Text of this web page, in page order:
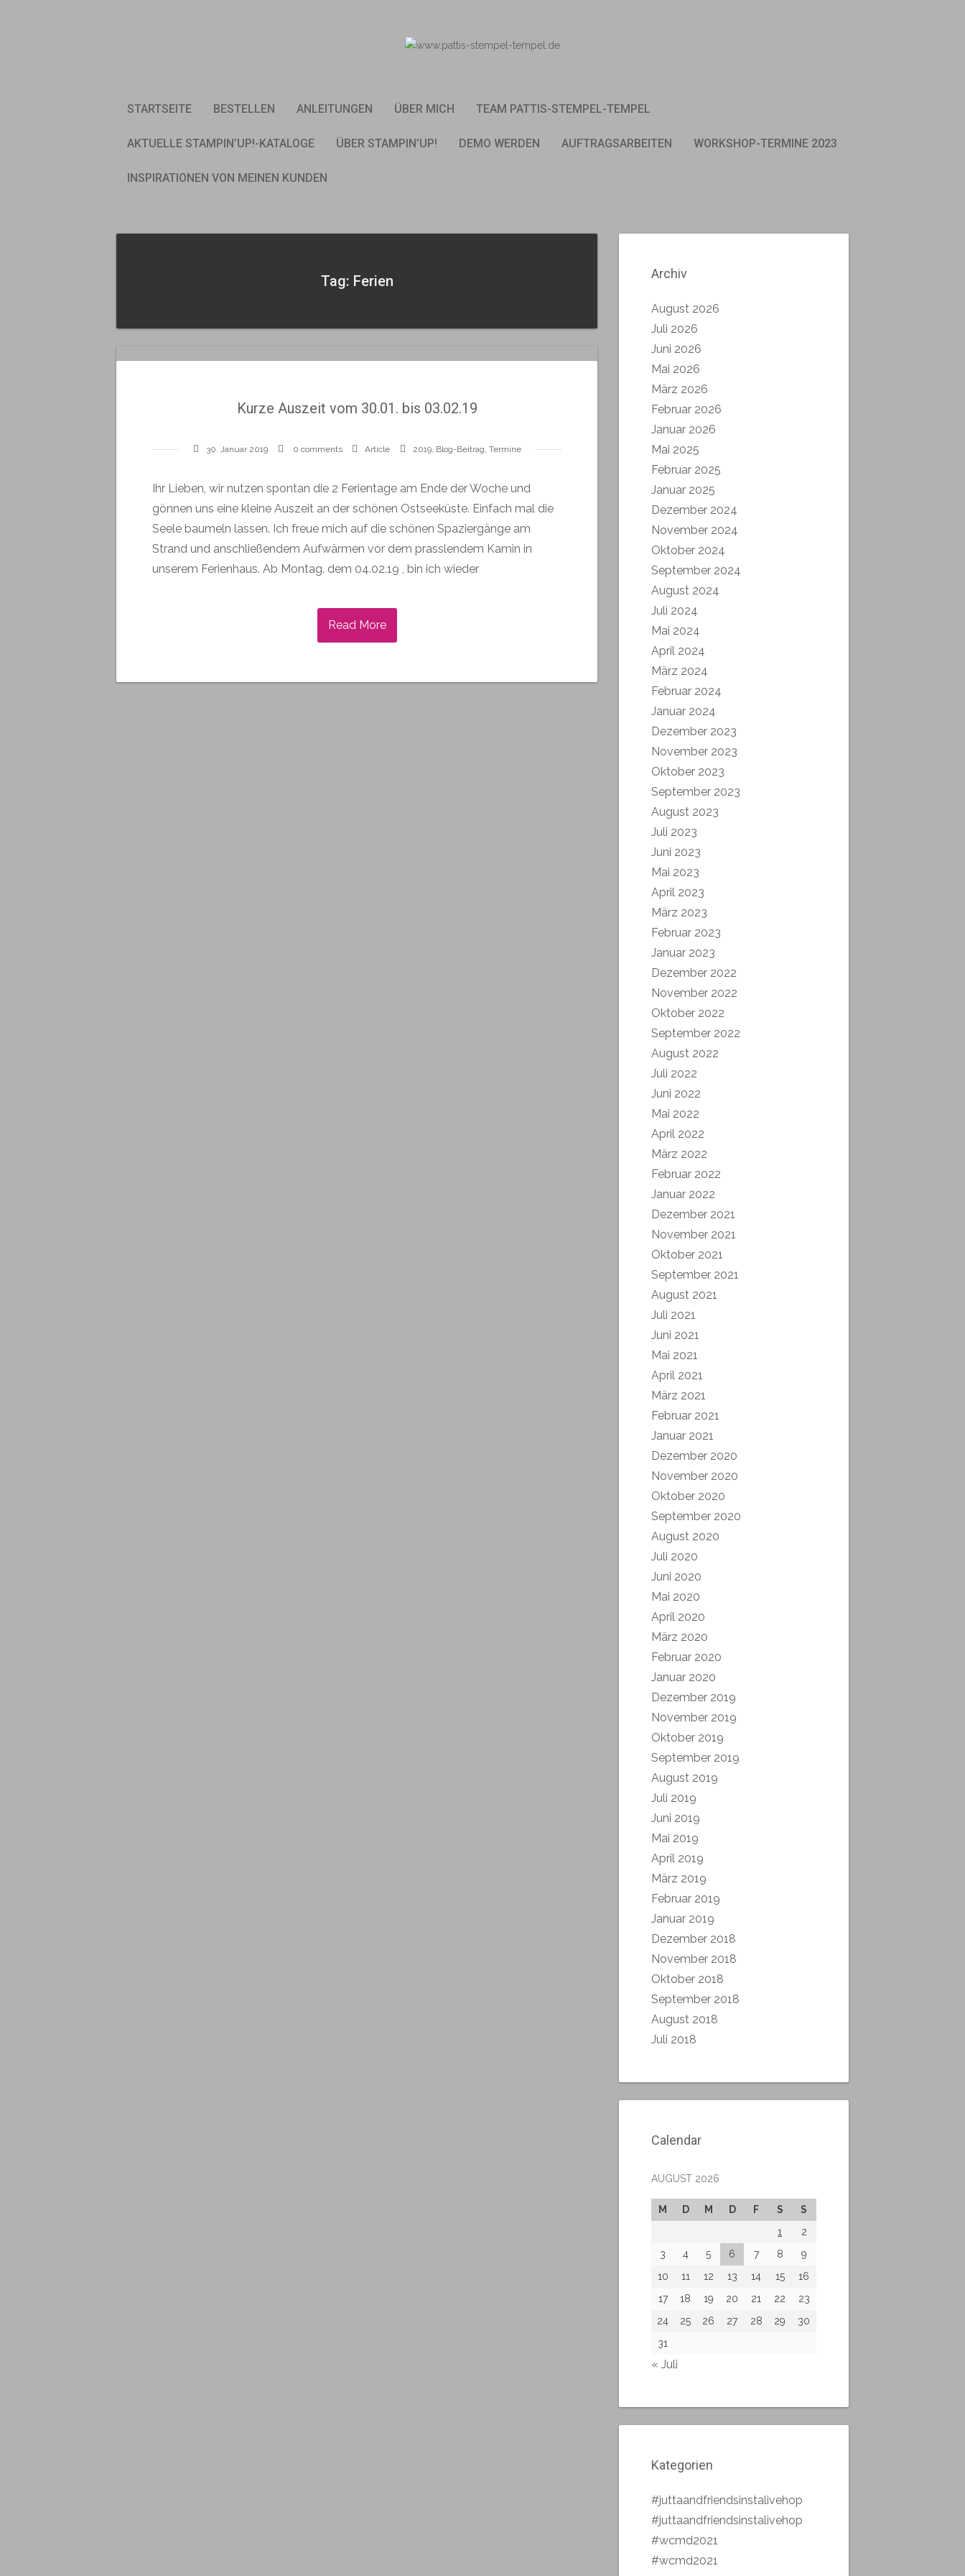
STARTSEITE BESTELLEN ANLEITUNGEN ÜBER MICH TEAM PATTIS-STEMPEL-TEMPEL
AKTUELLE STAMPIN’UP!-KATALOGE ÜBER STAMPIN’UP! DEMO WERDEN AUFTRAGSARBEITEN WORKSHOP-TERMINE 2023
INSPIRATIONEN VON MEINEN KUNDEN
Tag: Ferien
Kurze Auszeit vom 30.01. bis 03.02.19
30. Januar 2019 0 comments Article 2019, Blog-Beitrag, Termine
Ihr Lieben, wir nutzen spontan die 2 Ferientage am Ende der Woche und
gönnen uns eine kleine Auszeit an der schönen Ostseeküste. Einfach mal die
Seele baumeln lassen. Ich freue mich auf die schönen Spaziergänge am
Strand und anschließendem Aufwärmen vor dem prasslendem Kamin in
unserem Ferienhaus. Ab Montag. dem 04.02.19 , bin ich wieder
Read More
Archiv
August 2026
Juli 2026
Juni 2026
Mai 2026
März 2026
Februar 2026
Januar 2026
Mai 2025
Februar 2025
Januar 2025
Dezember 2024
November 2024
Oktober 2024
September 2024
August 2024
Juli 2024
Mai 2024
April 2024
März 2024
Februar 2024
Januar 2024
Dezember 2023
November 2023
Oktober 2023
September 2023
August 2023
Juli 2023
Juni 2023
Mai 2023
April 2023
März 2023
Februar 2023
Januar 2023
Dezember 2022
November 2022
Oktober 2022
September 2022
August 2022
Juli 2022
Juni 2022
Mai 2022
April 2022
März 2022
Februar 2022
Januar 2022
Dezember 2021
November 2021
Oktober 2021
September 2021
August 2021
Juli 2021
Juni 2021
Mai 2021
April 2021
März 2021
Februar 2021
Januar 2021
Dezember 2020
November 2020
Oktober 2020
September 2020
August 2020
Juli 2020
Juni 2020
Mai 2020
April 2020
März 2020
Februar 2020
Januar 2020
Dezember 2019
November 2019
Oktober 2019
September 2019
August 2019
Juli 2019
Juni 2019
Mai 2019
April 2019
März 2019
Februar 2019
Januar 2019
Dezember 2018
November 2018
Oktober 2018
September 2018
August 2018
Juli 2018
Calendar
AUGUST 2026
M D M D F S
S
1
2
3
4 5 6 7 8
9
10
11 12 13 14 15
16
17
18 19 20 21 22
23
24
25 26 27 28 29
30
31
« Juli
Kategorien
#juttaandfriendsinstalivehop
#juttaandfriendsinstalivehop
#wcmd2021
#wcmd2021